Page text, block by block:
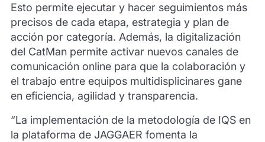
Esto permite ejecutar y hacer seguimientos más
precisos de cada etapa, estrategia y plan de
acción por categoría. Además, la digitalización
del CatMan permite activar nuevos canales de
comunicación online para que la colaboración y
el trabajo entre equipos multidisplicinares gane
en eficiencia, agilidad y transparencia.
“La implementación de la metodología de IQS en
la plataforma de JAGGAER fomenta la